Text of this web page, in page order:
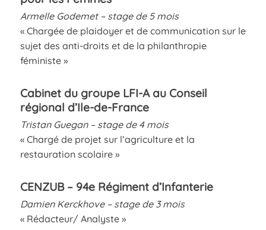
Armelle Godemet – stage de 5 mois
« Chargée de plaidoyer et de communication sur le
sujet des anti-droits et de la philanthropie
féministe »
Cabinet du groupe LFI-A au Conseil
régional d’Ile-de-France
Tristan Guegan – stage de 4 mois
« Chargé de projet sur l’agriculture et la
restauration scolaire »
CENZUB – 94e Régiment d’Infanterie
Damien Kerckhove – stage de 3 mois
« Rédacteur/ Analyste »